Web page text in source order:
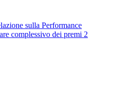
sulla Performance
complessivo dei premi 2